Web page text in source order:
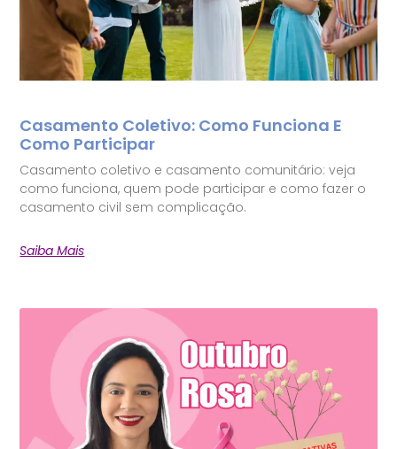
Casamento Coletivo: Como Funciona E
Como Participar
Casamento coletivo e casamento comunitário: veja
como funciona, quem pode participar e como fazer o
casamento civil sem complicação.
Saiba Mais